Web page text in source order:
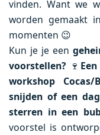
vinden. Want we
worden gemaakt
momenten 😉
Kun je je een
voorstellen? 🍷
workshop
snijden of een
sterren in een
voorstel is